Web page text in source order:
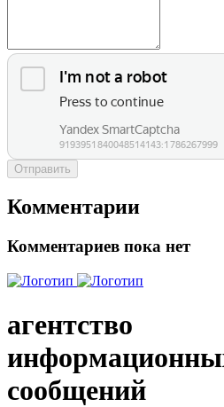
Отправить
Комментарии
Комментариев пока нет
агентство
сообщений